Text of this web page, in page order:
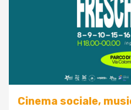
Cinema sociale,